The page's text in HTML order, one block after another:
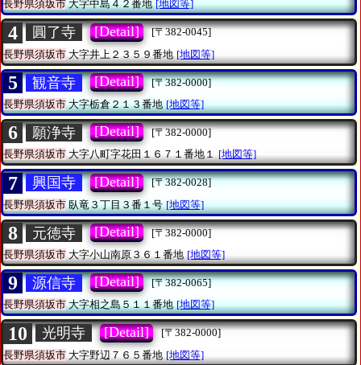
長野県須坂市大字中島４２番地 [地図等]
4 圓了寺 [Detail]
[〒382-0045]
長野県須坂市 大字井上２３５９番地 [地図等]
5 観音寺 [Detail]
[〒382-0000]
長野県須坂市大字栃倉２１３番地 [地図等]
6 願浄寺 [Detail]
[〒382-0000]
長野県須坂市大字八町字花田１６７１番地１ [地図等]
7 興国寺 [Detail]
[〒382-0028]
長野県須坂市臥竜３丁目３番１号 [地図等]
8 元徳寺 [Detail]
[〒382-0000]
長野県須坂市大字小山南原３６１番地 [地図等]
9 源信寺 [Detail]
[〒382-0065]
長野県須坂市大字相之島５１１番地 [地図等]
10 光明寺 [Detail]
[〒382-0000]
長野県須坂市 大字野辺７６５番地 [地図等]